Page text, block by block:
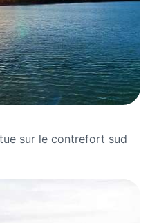
sur le contrefort sud